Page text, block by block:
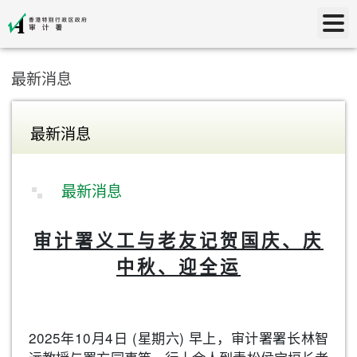
最新消息
最新消息
最新消息
审计署义工与老友记贺国庆、庆
中秋、迎全运
2025年10月4日 (星期六) 早上，审计署署长林智